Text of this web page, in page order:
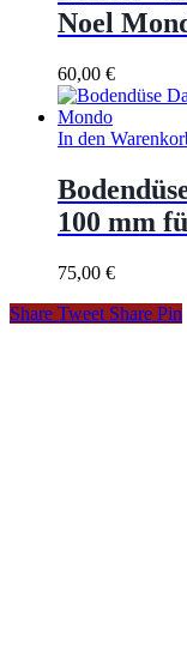
Noel
60,00 €
In den
100 mm
75,00 €
Share Tweet Share Pin